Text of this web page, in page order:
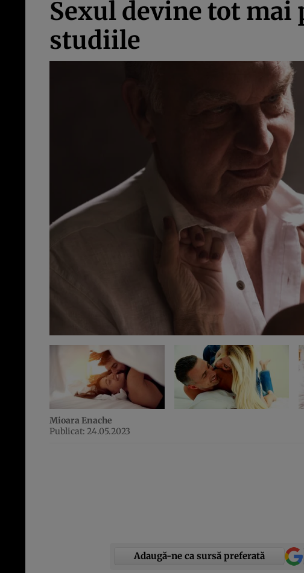
Sexul devine tot mai
studiile
Mioara Enache
Publicat: 24.05.2023
Adaugă-ne ca sursă preferată